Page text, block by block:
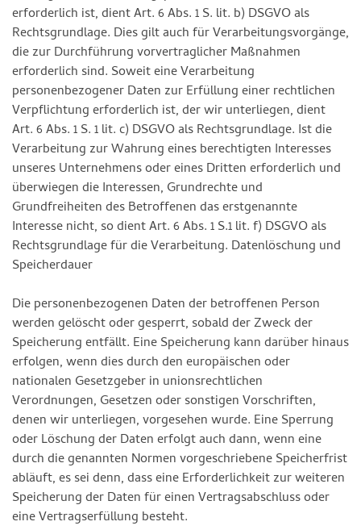
erforderlich ist, dient Art. 6 Abs. 1 S. lit. b) DSGVO als
Rechtsgrundlage. Dies gilt auch für Verarbeitungsvorgänge,
die zur Durchführung vorvertraglicher Maßnahmen
erforderlich sind. Soweit eine Verarbeitung
personenbezogener Daten zur Erfüllung einer rechtlichen
Verpflichtung erforderlich ist, der wir unterliegen, dient
Art. 6 Abs. 1 S. 1 lit. c) DSGVO als Rechtsgrundlage. Ist die
Verarbeitung zur Wahrung eines berechtigten Interesses
unseres Unternehmens oder eines Dritten erforderlich und
überwiegen die Interessen, Grundrechte und
Grundfreiheiten des Betroffenen das erstgenannte
Interesse nicht, so dient Art. 6 Abs. 1 S.1 lit. f) DSGVO als
Rechtsgrundlage für die Verarbeitung. Datenlöschung und
Speicherdauer
Die personenbezogenen Daten der betroffenen Person
werden gelöscht oder gesperrt, sobald der Zweck der
Speicherung entfällt. Eine Speicherung kann darüber hinaus
erfolgen, wenn dies durch den europäischen oder
nationalen Gesetzgeber in unionsrechtlichen
Verordnungen, Gesetzen oder sonstigen Vorschriften,
denen wir unterliegen, vorgesehen wurde. Eine Sperrung
oder Löschung der Daten erfolgt auch dann, wenn eine
durch die genannten Normen vorgeschriebene Speicherfrist
abläuft, es sei denn, dass eine Erforderlichkeit zur weiteren
Speicherung der Daten für einen Vertragsabschluss oder
eine Vertragserfüllung besteht.